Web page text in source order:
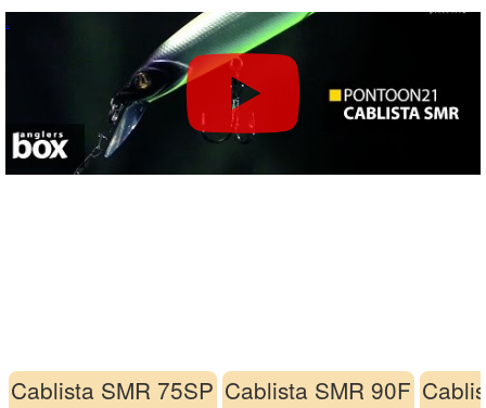
Cablista SMR 75SP Cablista SMR 90F